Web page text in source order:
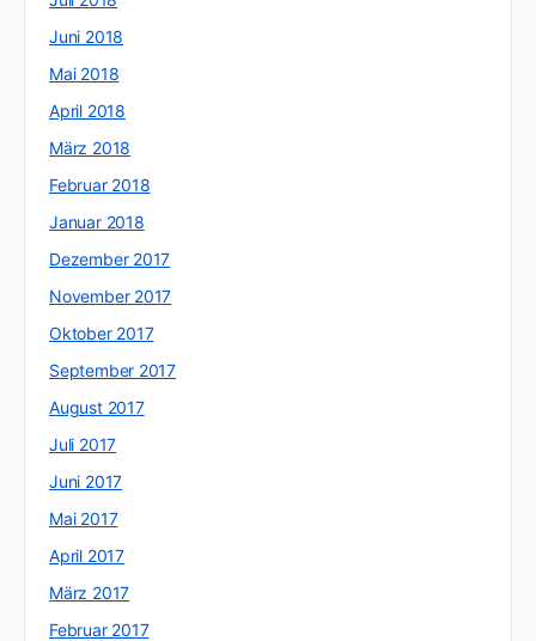
Juni 2018
Mai 2018
April 2018
März 2018
Februar 2018
Januar 2018
Dezember 2017
November 2017
Oktober 2017
September 2017
August 2017
Juli 2017
Juni 2017
Mai 2017
April 2017
März 2017
Februar 2017